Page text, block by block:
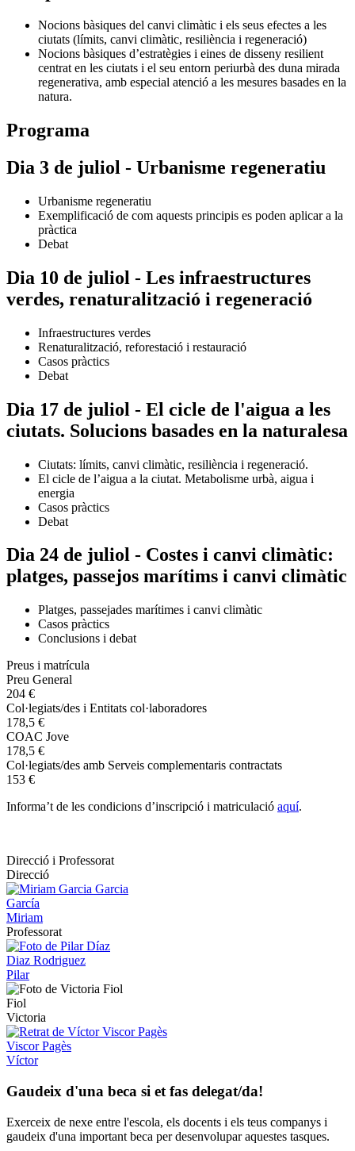
Nocions bàsiques del canvi climàtic i els seus efectes a les
ciutats (límits, canvi climàtic, resiliència i regeneració)
Nocions bàsiques d’estratègies i eines de disseny resilient
centrat en les ciutats i el seu entorn periurbà des duna mirada
regenerativa, amb especial atenció a les mesures basades en la
natura.
Programa
Dia 3 de juliol - Urbanisme regeneratiu
Urbanisme regeneratiu
Exemplificació de com aquests principis es poden aplicar a la
pràctica
Debat
Dia 10 de juliol - Les infraestructures
verdes, renaturalització i regeneració
Infraestructures verdes
Renaturalització, reforestació i restauració
Casos pràctics
Debat
Dia 17 de juliol - El cicle de l'aigua a les
ciutats. Solucions basades en la naturalesa
Ciutats: límits, canvi climàtic, resiliència i regeneració.
El cicle de l’aigua a la ciutat. Metabolisme urbà, aigua i
energia
Casos pràctics
Debat
Dia 24 de juliol - Costes i canvi climàtic:
platges, passejos marítims i canvi climàtic
Platges, passejades marítimes i canvi climàtic
Casos pràctics
Conclusions i debat
Preus i matrícula
Preu General
204 €
Col·legiats/des i Entitats col·laboradores
178,5 €
COAC Jove
178,5 €
Col·legiats/des amb Serveis complementaris contractats
153 €
Informa’t de les condicions d’inscripció i matriculació aquí.
Direcció i Professorat
Direcció
García
Miriam
Professorat
Diaz Rodriguez
Pilar
Fiol
Victoria
Viscor Pagès
Víctor
Gaudeix d'una beca si et fas delegat/da!
Exerceix de nexe entre l'escola, els docents i els teus companys i
gaudeix d'una important beca per desenvolupar aquestes tasques.